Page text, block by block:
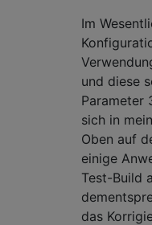
Im
und diese
Parameter
sich in
Oben auf
einige
Test-Build
das